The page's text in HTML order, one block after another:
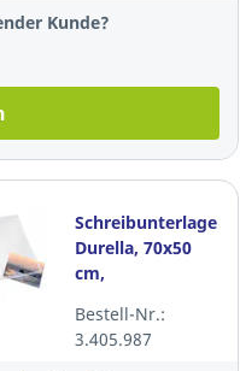
Kunde?
Schreibunterlage
Durella, 70x50
cm,
Bestell-Nr.:
3.405.987